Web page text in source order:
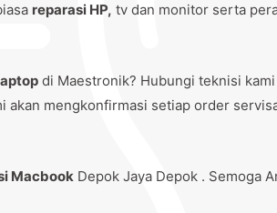
reparasi HP, tv dan monitor serta
di Maestronik? Hubungi teknisi
akan mengkonfirmasi setiap order
Macbook Depok Jaya Depok . Semoga